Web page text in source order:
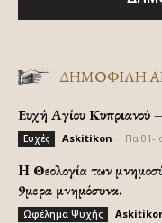
ΔΗΜΟΦΙΛΗ
Ευχή Αγίου Κυπριανού
Ευχές Askitikon Πα 01-
H Θεολογία των
9μερα μνημόσυνα.
Ωφέλημα Ψυχής